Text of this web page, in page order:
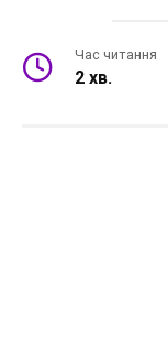
Час читання
2 хв.